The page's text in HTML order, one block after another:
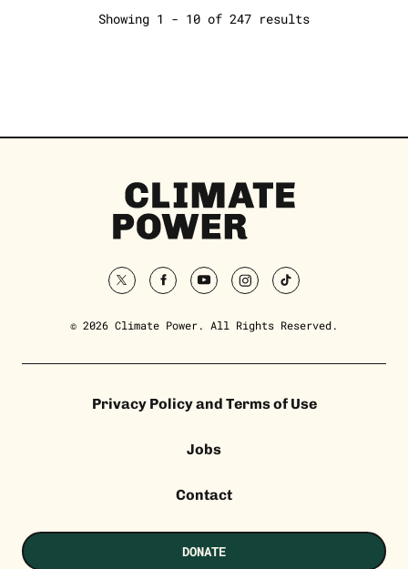
Showing 1 - 10 of 247 results
Climate
Power
Homepage
twitterfacebookyoutubeinstagramtiktok
© 2026 Climate Power. All Rights Reserved.
Privacy Policy and Terms of Use
Jobs
Contact
DONATE